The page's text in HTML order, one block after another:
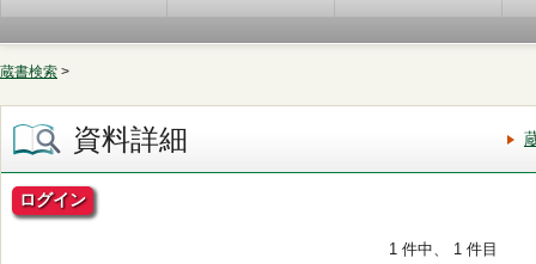
蔵書検索 >
資料詳細
ログイン
1 件中、 1 件目